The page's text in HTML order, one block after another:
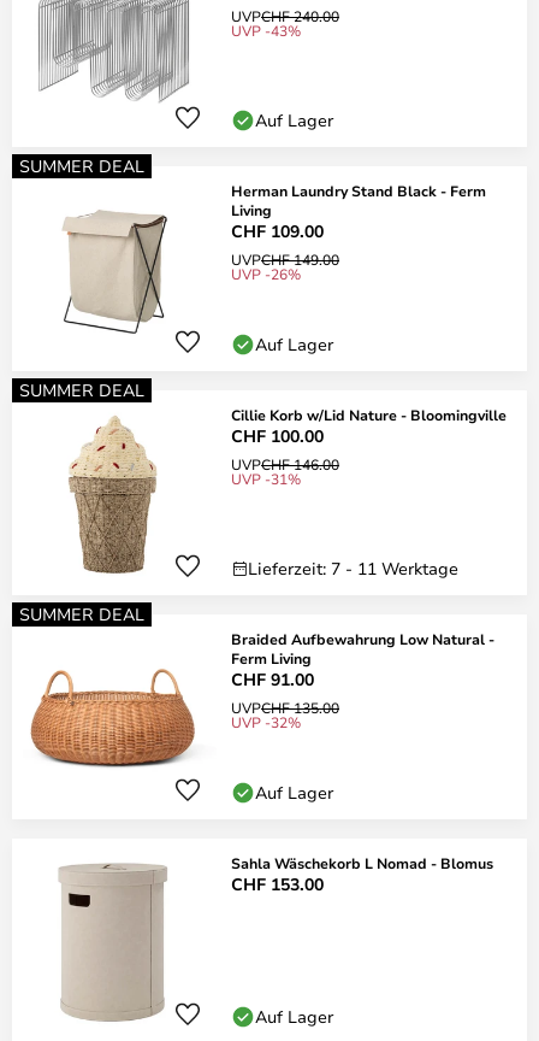
UVPCHF 240.00
UVP -43%
Auf Lager
SUMMER DEAL
Herman Laundry Stand Black - Ferm
Living
CHF 109.00
UVPCHF 149.00
UVP -26%
Auf Lager
SUMMER DEAL
Cillie Korb w/Lid Nature - Bloomingville
CHF 100.00
UVPCHF 146.00
UVP -31%
Lieferzeit: 7 - 11 Werktage
SUMMER DEAL
Braided Aufbewahrung Low Natural -
Ferm Living
CHF 91.00
UVPCHF 135.00
UVP -32%
Auf Lager
Sahla Wäschekorb L Nomad - Blomus
CHF 153.00
Auf Lager